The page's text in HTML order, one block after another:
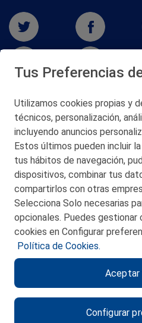
San Martín 5-
48550 Muskiz
Telf. 946
© 2026
POLITICA DE
AVISO
Tus Preferencias
Utilizamos cookies propias y
técnicos, personalización,
incluyendo anuncios
Estos últimos pueden incluir
tus hábitos de navegación,
dispositivos, combinar tus
compartirlos con otras
Selecciona Solo necesarias
opcionales. Puedes gestionar
cookies en Configurar
Política de Cookies.
Configurar
Aceptar